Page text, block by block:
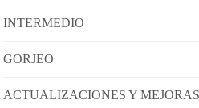
INTERMEDIO
GORJEO
ACTUALIZACIONES Y MEJORAS